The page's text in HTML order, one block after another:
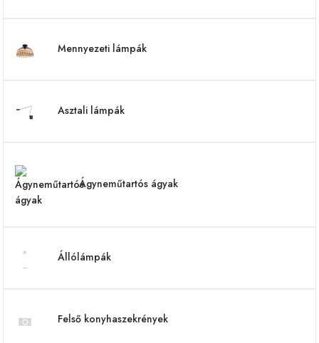
Mennyezeti lámpák
Asztali lámpák
Ágyneműtartós ágyak
Állólámpák
Felső konyhaszekrények